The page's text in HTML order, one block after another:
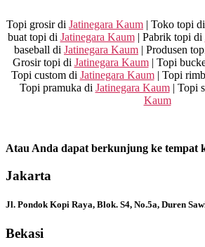
Topi grosir di Jatinegara Kaum | Toko topi di
buat topi di Jatinegara Kaum| Pabrik topi di
baseball di Jatinegara Kaum | Produsen
Grosir topi di Jatinegara Kaum| Topi
Topi custom di Jatinegara Kaum| Topi
Topi pramuka di Jatinegara Kaum| Topi
Kaum
Atau Anda dapat berkunjung ke tempat
Jakarta
Jl. Pondok Kopi Raya, Blok. S4, No.5a, Duren
Bekasi